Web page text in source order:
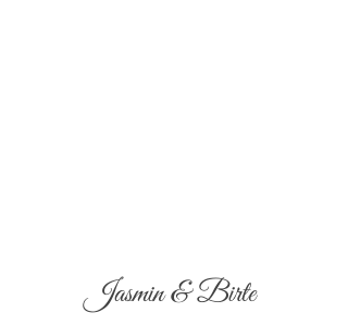
Jasmin & Birte